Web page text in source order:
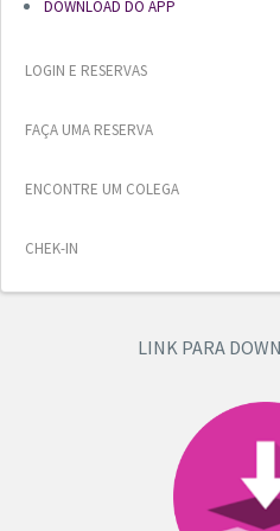
DOWNLOAD DO APP
LOGIN E RESERVAS
FAÇA UMA RESERVA
ENCONTRE UM COLEGA
CHEK-IN
LINK PARA